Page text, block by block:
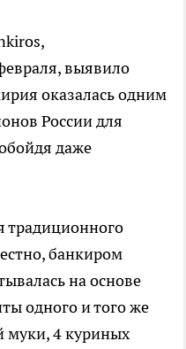
выявило
оказалась одним
России для
даже
традиционного
банкиром
на основе
одного и того же
муки, 4 куриных